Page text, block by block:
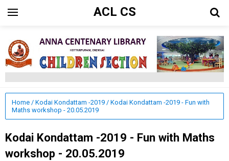
ACL CS
Home / Kodai Kondattam -2019 / Kodai Kondattam -2019 - Fun with
Maths workshop - 20.05.2019
Kodai Kondattam -2019 - Fun with Maths
workshop - 20.05.2019